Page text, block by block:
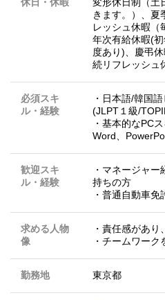
きます。）、夏
レッシュ休暇（
年次有給休暇(
度あり)、慶弔
続リフレッシュ
必須スキ
ル・経験
・日本語/韓国
(JLPT１級/
・基本的なPC
Word、
歓迎スキ
ル・経験
・マネージャ
持ちの方
・普通自動車免
求める人物
像
・責任感があ
・チームワー
勤務地 東京都